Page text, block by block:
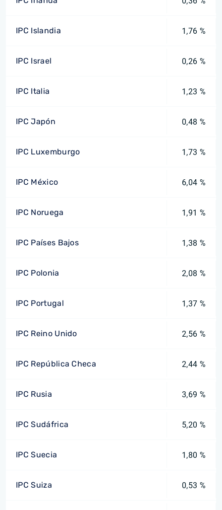
IPC Islandia 1,76 %
IPC Israel 0,26 %
IPC Italia 1,23 %
IPC Japón 0,48 %
IPC Luxemburgo 1,73 %
IPC México 6,04 %
IPC Noruega 1,91 %
IPC Países Bajos 1,38 %
IPC Polonia 2,08 %
IPC Portugal 1,37 %
IPC Reino Unido 2,56 %
IPC República Checa 2,44 %
IPC Rusia 3,69 %
IPC Sudáfrica 5,20 %
IPC Suecia 1,80 %
IPC Suiza 0,53 %